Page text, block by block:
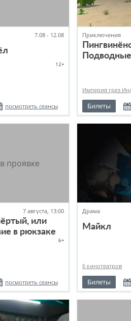
7.08 - 12.08
12+
посмотреть сеансы
Приключения
Империя грез
Билеты
7 августа, 13:00
или
в рюкзаке
6+
посмотреть сеансы
Драма
Майкл
6 кинотеатров
Билеты